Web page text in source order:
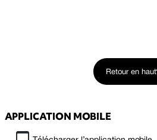
Retour en haut
APPLICATION MOBILE